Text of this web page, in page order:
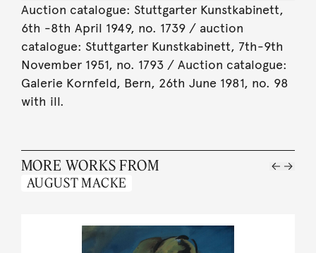
Auction catalogue: Stuttgarter Kunstkabinett,
6th -8th April 1949, no. 1739 / auction
catalogue: Stuttgarter Kunstkabinett, 7th-9th
November 1951, no. 1793 / Auction catalogue:
Galerie Kornfeld, Bern, 26th June 1981, no. 98
with ill.
MORE WORKS FROM
AUGUST MACKE